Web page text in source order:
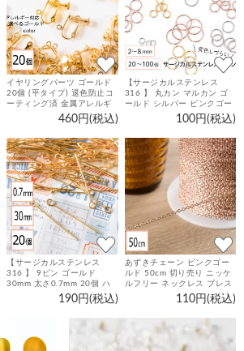
イヤリングパーツ ゴールド
20個 (平タイプ) 退色防止コ
ーティング済 金属アレルギ
ー対応 金具 アクセサリーパ
ーツ 材料 素材460円(税込)
【サージカルステンレス
316 】 丸カン マルカン ゴ
ールド シルバー ピンクゴー
ルド 2mm 3mm 4mm 5mm
6mm 7mm 8mm ／20個～
具
100円(税込)
【サージカルステンレス
316 】 9ピン ゴールド
30mm 太さ0.7mm 20個 ハ
ンドメイド 手芸 パーツ 金属
アレルギー対策 アクセサリ
190円(税込)
あずきチェーン ピンクゴー
ルド 50cm 切り売り ニッケ
ルフリー ネックレス ブレス
レット ピアス パーツ 金具
素材 アクセサリーパーツ
110円(税込)